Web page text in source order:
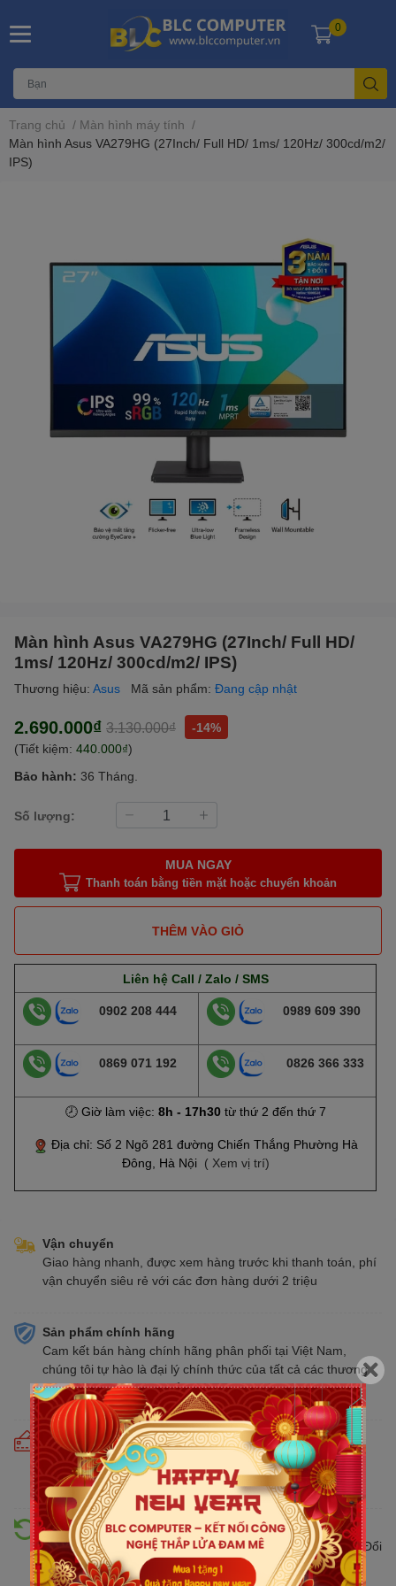
0
Trang chủ / Màn hình máy tính /
Màn hình Asus VA279HG (27Inch/ Full HD/ 1ms/ 120Hz/ 300cd/m2/
IPS)
Màn hình Asus VA279HG (27Inch/ Full HD/
1ms/ 120Hz/ 300cd/m2/ IPS)
Thương hiệu: Asus Mã sản phẩm: Đang cập nhật
2.690.000₫ 3.130.000₫
-14%
(Tiết kiệm: 440.000₫)
Bảo hành: 36 Tháng.
Số lượng:
MUA NGAY
Thanh toán bằng tiền mặt hoặc chuyển khoản
THÊM VÀO GIỎ
Liên hệ Call / Zalo / SMS
0902 208 444 0989 609 390
0869 071 192 0826 366 333
🕗 Giờ làm việc: 8h - 17h30từ thứ 2 đến thứ 7
Địa chỉ: Số 2 Ngõ 281 đường Chiến Thắng Phường Hà
Đông, Hà Nội ( Xem vị trí)
Vận chuyển
Giao hàng nhanh, được xem hàng trước khi thanh toán, phí
vận chuyển siêu rẻ với các đơn hàng dưới 2 triệu
Sản phẩm chính hãng
Cam kết bán hàng chính hãng phân phối tại Việt Nam,
chúng tôi tự hào là đại lý chính thức của tất cả các thương
hiệu kinh doanh sản phẩm CNTT trên thị trường
Cam kết giá tốt
Giá tốt hơn từ 10% - 30% so với thị trường. Liên tục cập
nhật giá mới nhất, cạnh tranh
Hỗ trợ đổi trả
Đổi trả hàng lên đến 30 ngày nếu có lỗi do nhà sản xuất. Đổi
trả hàng không cần lý do với mức phí ưu đãi